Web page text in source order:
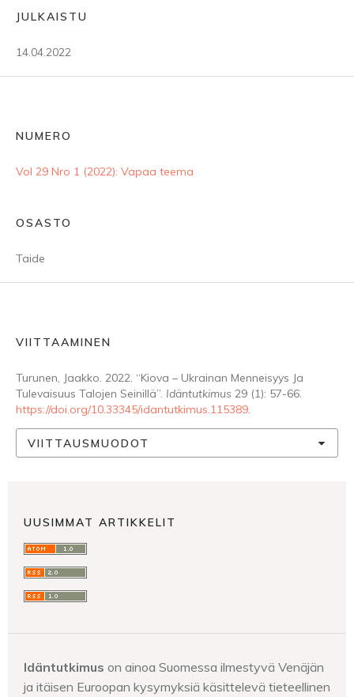
JULKAISTU
14.04.2022
NUMERO
Vol 29 Nro 1 (2022): Vapaa teema
OSASTO
Taide
VIITTAAMINEN
Turunen, Jaakko. 2022. “Kiova – Ukrainan Menneisyys Ja
Tulevaisuus Talojen Seinillä”. Idäntutkimus 29 (1): 57-66.
https://doi.org/10.33345/idantutkimus.115389.
VIITTAUSMUODOT
UUSIMMAT ARTIKKELIT
Idäntutkimus on ainoa Suomessa ilmestyvä Venäjän
ja itäisen Euroopan kysymyksiä käsittelevä tieteellinen